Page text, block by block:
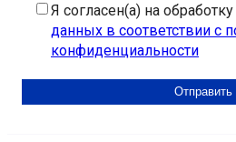
Я согласен(а) на обработку
данных в соответствии с
конфиденциальности